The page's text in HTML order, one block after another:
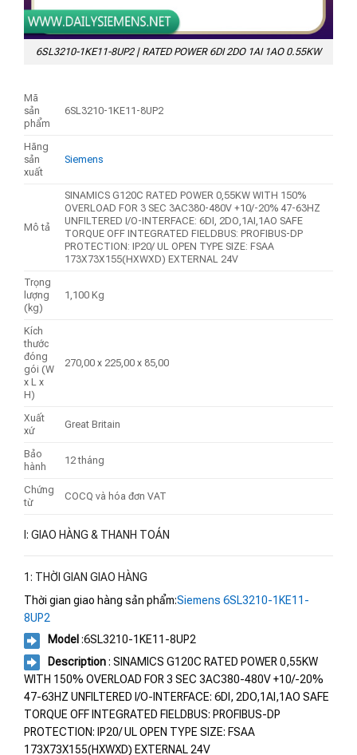
6SL3210-1KE11-8UP2 | RATED POWER 6DI 2DO 1AI 1AO 0.55KW
Mã
sản
phẩm
6SL3210-1KE11-8UP2
Hãng
sản
xuất
Siemens
Mô tả
SINAMICS G120C RATED POWER 0,55KW WITH 150%
OVERLOAD FOR 3 SEC 3AC380-480V +10/-20% 47-63HZ
UNFILTERED I/O-INTERFACE: 6DI, 2DO,1AI,1AO SAFE
TORQUE OFF INTEGRATED FIELDBUS: PROFIBUS-DP
PROTECTION: IP20/ UL OPEN TYPE SIZE: FSAA
173X73X155(HXWXD) EXTERNAL 24V
Trọng
lượng
(kg)
1,100 Kg
Kích
thước
đóng
gói (W
x L x
H)
270,00 x 225,00 x 85,00
Xuất
xứ
Great Britain
Bảo
hành
12 tháng
Chứng
từ
COCQ và hóa đơn VAT
I: GIAO HÀNG & THANH TOÁN
1: THỜI GIAN GIAO HÀNG
Thời gian giao hàng sản phẩm:Siemens 6SL3210-1KE11-
8UP2
Model :6SL3210-1KE11-8UP2
Description: SINAMICS G120C RATED POWER 0,55KW
WITH 150% OVERLOAD FOR 3 SEC 3AC380-480V +10/-20%
47-63HZ UNFILTERED I/O-INTERFACE: 6DI, 2DO,1AI,1AO SAFE
TORQUE OFF INTEGRATED FIELDBUS: PROFIBUS-DP
PROTECTION: IP20/ UL OPEN TYPE SIZE: FSAA
173X73X155(HXWXD) EXTERNAL 24V